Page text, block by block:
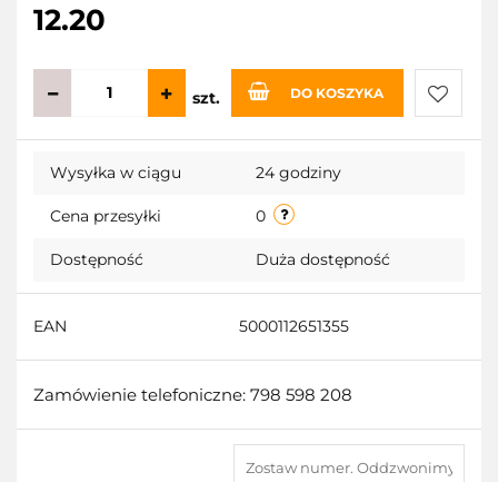
12.20
szt. DO KOSZYKA
Do
Wysyłka w ciągu 24 godziny
Cena przesyłki 0
Dostępność Duża dostępność
EAN 5000112651355
Zamówienie telefoniczne: 798 598 208